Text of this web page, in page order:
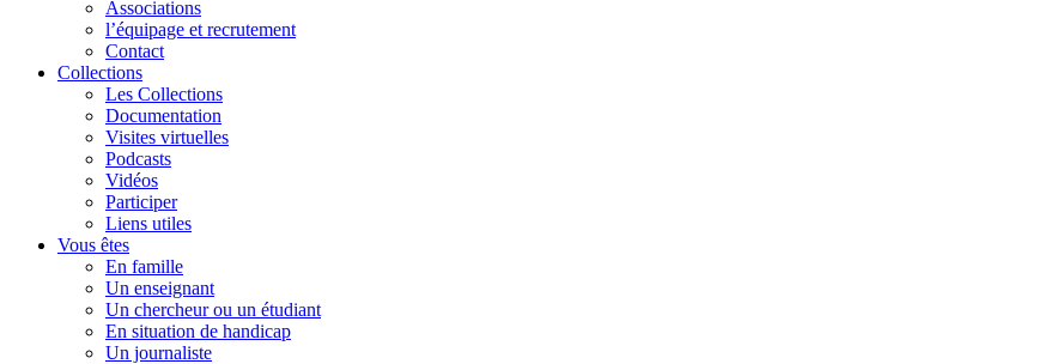
Associations
l’équipage et recrutement
Contact
Collections
Les Collections
Documentation
Visites virtuelles
Podcasts
Vidéos
Participer
Liens utiles
Vous êtes
En famille
Un enseignant
Un chercheur ou un étudiant
En situation de handicap
Un journaliste